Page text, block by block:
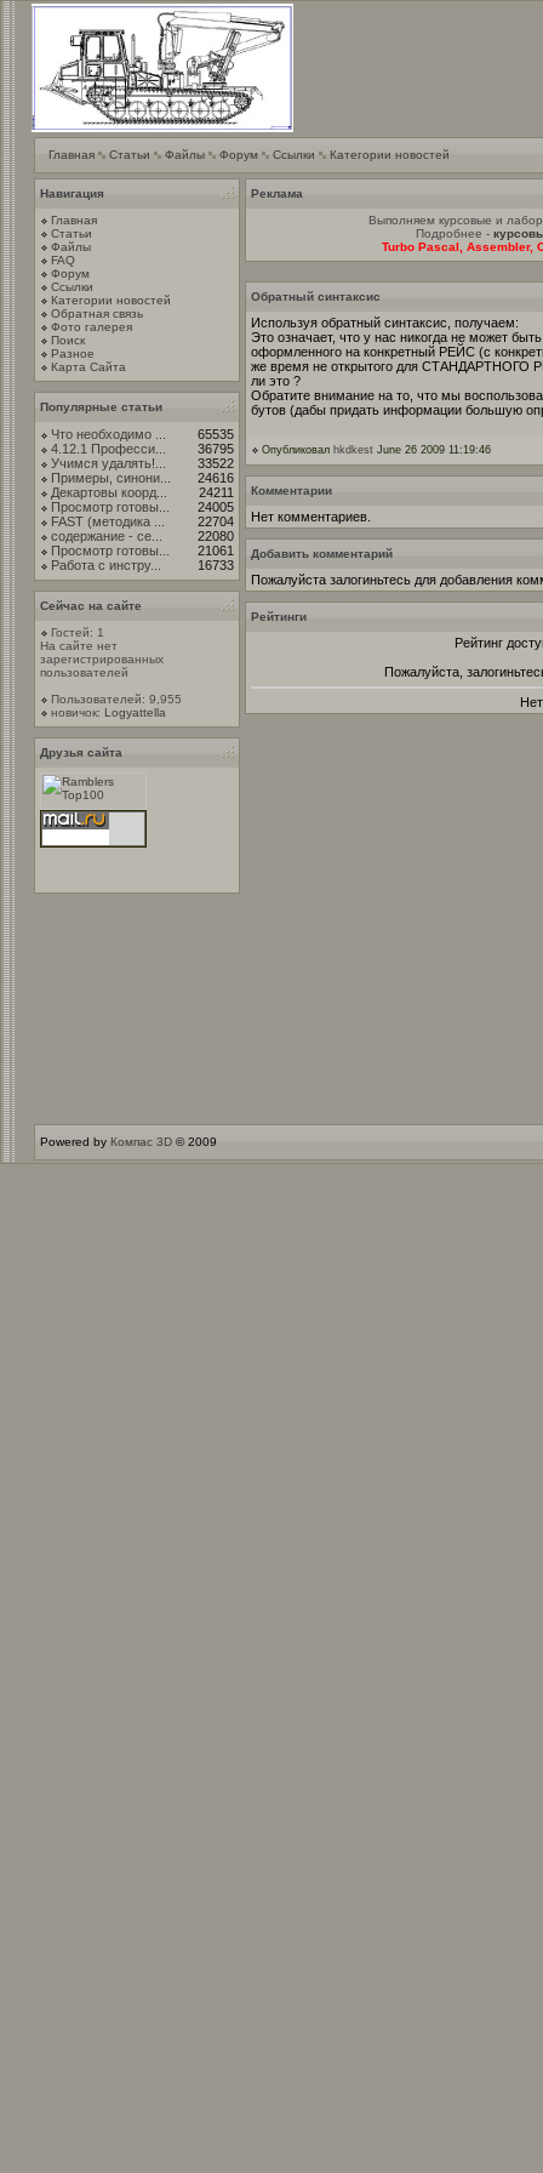
Главная Статьи Файлы Форум Ссылки Категории новостей
Навигация
Главная
Статьи
Файлы
FAQ
Форум
Ссылки
Категории новостей
Обратная связь
Фото галерея
Поиск
Разное
Карта Сайта
Популярные статьи
Что необходимо ...
65535
4.12.1 Професси...
36795
Учимся удалять!...
33522
Примеры, синони...
24616
Декартовы коорд...
24211
Просмотр готовы...
24005
FAST (методика ...
22704
содержание - се...
22080
Просмотр готовы...
21061
Работа с инстру...
16733
Сейчас на сайте
Гостей: 1
На сайте нет
зарегистрированных
пользователей
Пользователей: 9,955
новичок: Logyattella
Друзья сайта
Реклама
Выполняем курсовые и
Подробнее -
Turbo Pascal, Assembler,
Обратный синтаксис
Используя обратный синтаксис, получаем:
Это означает, что у нас никогда не может
оформленного на конкретный РЕЙС (с
же время не открытого для СТАНДАРТНОГО
ли это ?
Обратите внимание на то, что мы
бутов (дабы придать информации большую
Опубликовал hkdkest June 26 2009 11:19:46
Комментарии
Нет комментариев.
Добавить комментарий
Пожалуйста залогиньтесь для добавления
Рейтинги
Рейтинг
Пожалуйста,
Powered by Компас 3D © 2009